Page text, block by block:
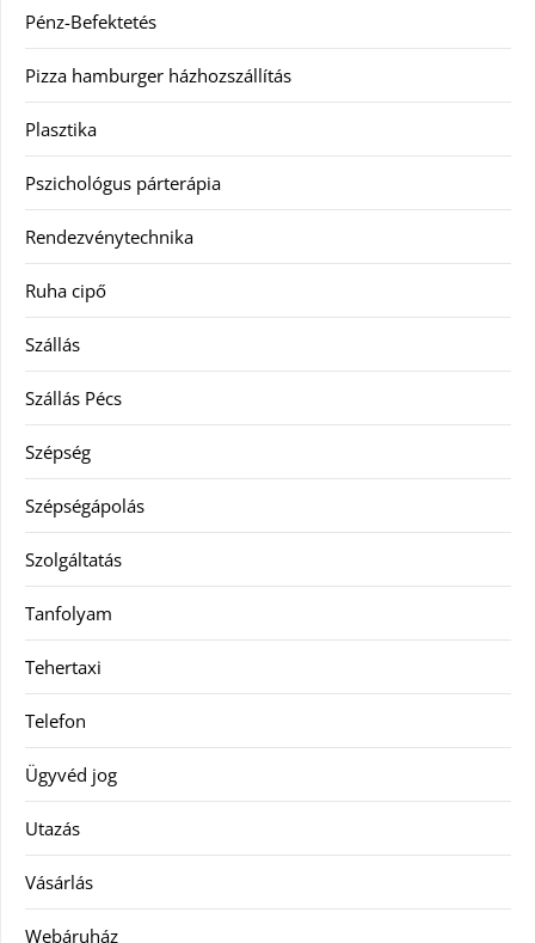
Pénz-Befektetés
Pizza hamburger házhozszállítás
Plasztika
Pszichológus párterápia
Rendezvénytechnika
Ruha cipő
Szállás
Szállás Pécs
Szépség
Szépségápolás
Szolgáltatás
Tanfolyam
Tehertaxi
Telefon
Ügyvéd jog
Utazás
Vásárlás
Webáruház